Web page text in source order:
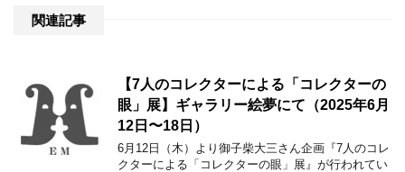
関連記事
【7人のコレクターによる「コレクターの
眼」展】ギャラリー絵夢にて（2025年6月
12日〜18日）
6月12日（木）より御子柴大三さん企画『7人のコレ
クターによる「コレクターの眼」展』が行われてい